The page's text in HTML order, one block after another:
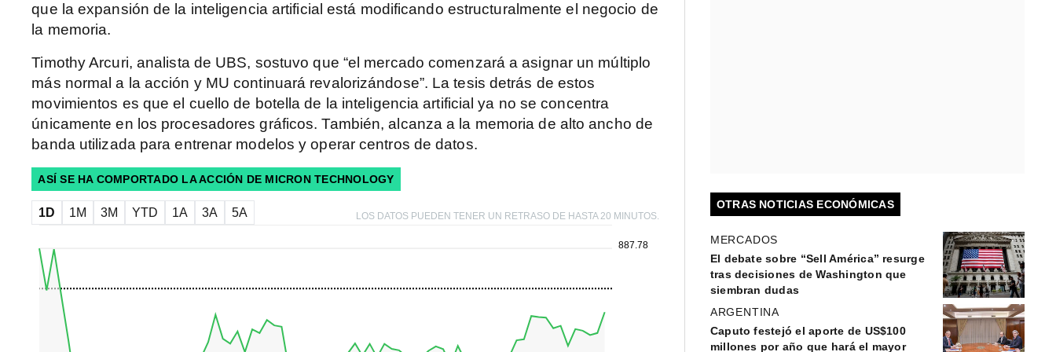
que la expansión de la inteligencia artificial está modificando estructuralmente el negocio de
la memoria.
Timothy Arcuri, analista de UBS, sostuvo que “el mercado comenzará a asignar un múltiplo
más normal a la acción y MU continuará revalorizándose”. La tesis detrás de estos
movimientos es que el cuello de botella de la inteligencia artificial ya no se concentra
únicamente en los procesadores gráficos. También, alcanza a la memoria de alto ancho de
banda utilizada para entrenar modelos y operar centros de datos.
ASÍ SE HA COMPORTADO LA ACCIÓN DE MICRON TECHNOLOGY
1D 1M 3M YTD 1A 3A 5A LOS DATOS PUEDEN TENER UN RETRASO DE HASTA 20 MINUTOS.
887.78
OTRAS NOTICIAS ECONÓMICAS
MERCADOS
El debate sobre “Sell América” resurge
tras decisiones de Washington que
siembran dudas
ARGENTINA
Caputo festejó el aporte de US$100
millones por año que hará el mayor